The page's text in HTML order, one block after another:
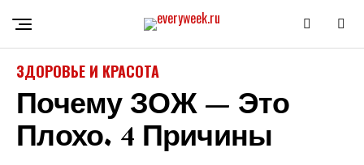
ЗДОРОВЬЕ И КРАСОТА
Почему ЗОЖ — Это
Плохо. 4 Причины